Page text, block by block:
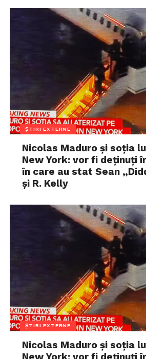
ȘTIRI EXTERNE
Nicolas Maduro și soția
New York: vor fi deținuți
în care au stat Sean
și R. Kelly
ȘTIRI EXTERNE
Nicolas Maduro și soția
New York: vor fi deținuți